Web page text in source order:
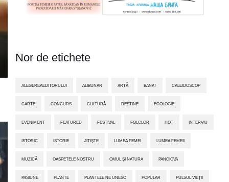
Nor de etichete
ALEGEREAEDITORULUI ALIBUNAR ARTĂ BANAT CALEIDOSCOP
CARTE CONCURS CULTURĂ DESTINE ECOLOGIE
EVENIMENT FEATURED FESTIVAL FOLCLOR HOT INTERVIU
ISTORIC ISTORIE JITIŞTE LUMEA FEMEI LUMEA FEMEII
MUZICĂ OASPETELE NOSTRU OMUL ȘI NATURA PANCIOVA
PASIUNE PLANTE PLANTELE NE UNESC POPULAR PULSUL VIEȚII